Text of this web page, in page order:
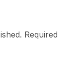
Required